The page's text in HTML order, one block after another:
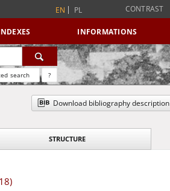
EN PL CONTRAST
INFORMATIONS
search ?
Download bibliography description
STRUCTURE